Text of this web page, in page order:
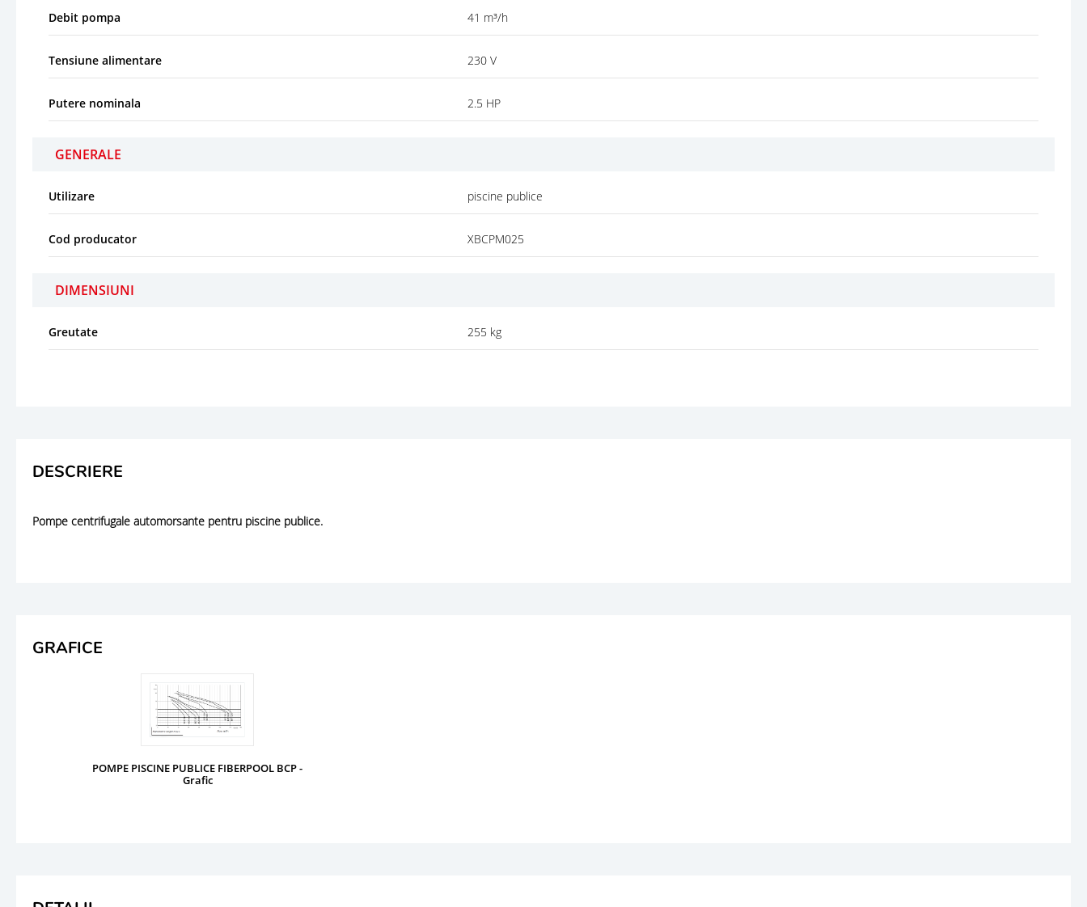
Debit pompa 41 m³/h
Tensiune alimentare 230 V
Putere nominala 2.5 HP
GENERALE
Utilizare piscine publice
Cod producator XBCPM025
DIMENSIUNI
Greutate 255 kg
DESCRIERE
Pompe centrifugale automorsante pentru piscine publice.
GRAFICE
POMPE PISCINE PUBLICE FIBERPOOL BCP -
Grafic